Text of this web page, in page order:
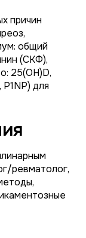
причин
общий
(СКФ),
25(OH)D,
для
ревматолог,